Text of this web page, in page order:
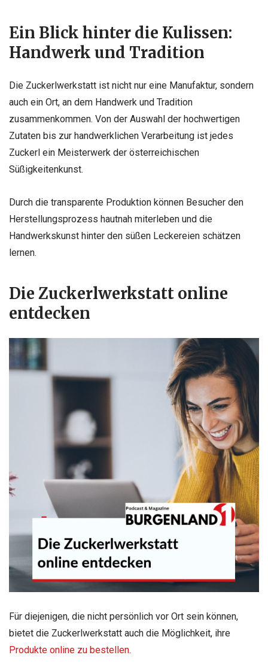
Ein Blick hinter die Kulissen:
Handwerk und Tradition
Die Zuckerlwerkstatt ist nicht nur eine Manufaktur, sondern
auch ein Ort, an dem Handwerk und Tradition
zusammenkommen. Von der Auswahl der hochwertigen
Zutaten bis zur handwerklichen Verarbeitung ist jedes
Zuckerl ein Meisterwerk der österreichischen
Süßigkeitenkunst.
Durch die transparente Produktion können Besucher den
Herstellungsprozess hautnah miterleben und die
Handwerkskunst hinter den süßen Leckereien schätzen
lernen.
Die Zuckerlwerkstatt online
entdecken
Für diejenigen, die nicht persönlich vor Ort sein können,
bietet die Zuckerlwerkstatt auch die Möglichkeit, ihre
Produkte online zu bestellen.